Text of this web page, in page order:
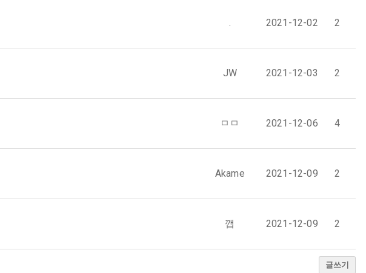
. 2021-12-02 2
JW 2021-12-03 2
ㅁㅁ 2021-12-06 4
Akame 2021-12-09 2
깹 2021-12-09 2
글쓰기